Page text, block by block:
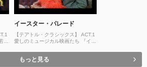
草
イースター・パレード
【テアトル・クラシックス】 ACT.1
愛しのミュージカル映画たち 『イー
もっと見る